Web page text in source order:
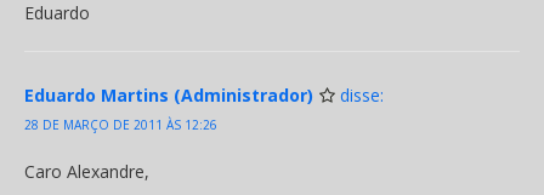
Eduardo
Eduardo Martins (Administrador) disse:
28 DE MARÇO DE 2011 ÀS 12:26
Caro Alexandre,